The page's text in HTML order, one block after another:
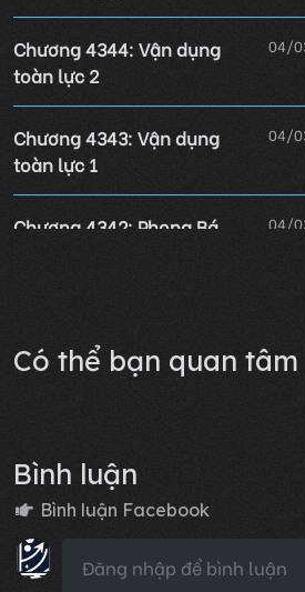
Chương 4344: Vận dụng
toàn lực 2
04/
Chương 4343: Vận dụng
toàn lực 1
04/
Chương 4342: Phong Bá
04/
Có thể bạn quan tâm
Bình luận
Bình luận Facebook